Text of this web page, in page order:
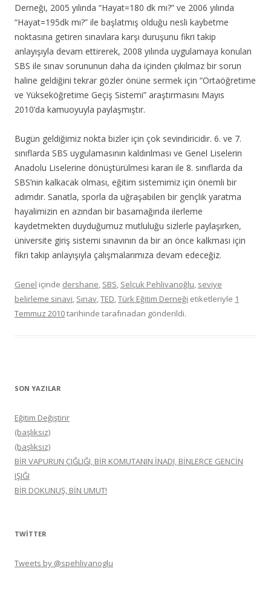
Derneği, 2005 yılında “Hayat=180 dk mı?” ve 2006 yılında
“Hayat=195dk mı?” ile başlatmış olduğu nesli kaybetme
noktasına getiren sınavlara karşı duruşunu fikri takip
anlayışıyla devam ettirerek, 2008 yılında uygulamaya konulan
SBS ile sınav sorununun daha da içinden çıkılmaz bir sorun
haline geldiğini tekrar gözler önüne sermek için “Ortaöğretime
ve Yükseköğretime Geçiş Sistemi” araştırmasını Mayıs
2010’da kamuoyuyla paylaşmıştır.
Bugün geldiğimiz nokta bizler için çok sevindiricidir. 6. ve 7.
sınıflarda SBS uygulamasının kaldırılması ve Genel Liselerin
Anadolu Liselerine dönüştürülmesi kararı ile 8. sınıflarda da
SBS’nin kalkacak olması, eğitim sistemimiz için önemli bir
adımdır. Sanatla, sporla da uğraşabilen bir gençlik yaratma
hayalimizin en azından bir basamağında ilerleme
kaydetmekten duyduğumuz mutluluğu sizlerle paylaşırken,
üniversite giriş sistemi sınavının da bir an önce kalkması için
fikri takip anlayışıyla çalışmalarımıza devam edeceğiz.
Genel içinde dershane, SBS, Selçuk Pehlivanoğlu, seviye
belirleme sinavi, Sınav,TED,Türk Eğitim Derneği etiketleriyle 1
Temmuz 2010tarihinde tarafınadan gönderildi.
SON YAZILAR
Eğitim Değiştirir
(başlıksız)
(başlıksız)
BİR VAPURUN ÇIĞLIĞI, BİR KOMUTANIN İNADI, BİNLERCE GENCİN
IŞIĞI
BİR DOKUNUŞ, BİN UMUT!
TWITTER
Tweets by @spehlivanoglu